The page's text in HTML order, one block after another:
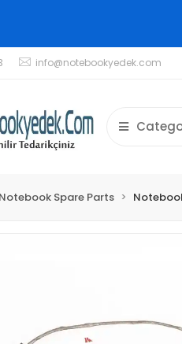
info@notebookyedek.com
Notebook Spare Parts